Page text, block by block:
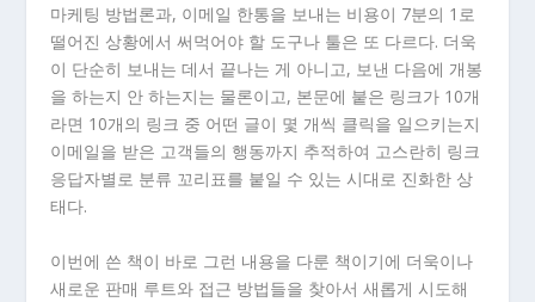
마케팅 방법론과, 이메일 한통을 보내는 비용이 7분의 1로
떨어진 상황에서 써먹어야 할 도구나 툴은 또 다르다. 더욱
이 단순히 보내는 데서 끝나는 게 아니고, 보낸 다음에 개봉
을 하는지 안 하는지는 물론이고, 본문에 붙은 링크가 10개
라면 10개의 링크 중 어떤 글이 몇 개씩 클릭을 일으키는지
이메일을 받은 고객들의 행동까지 추적하여 고스란히 링크
응답자별로 분류 꼬리표를 붙일 수 있는 시대로 진화한 상
태다.
이번에 쓴 책이 바로 그런 내용을 다룬 책이기에 더욱이나
새로운 판매 루트와 접근 방법들을 찾아서 새롭게 시도해